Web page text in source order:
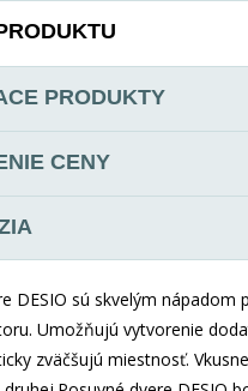
PRODUKTY
CENY
DESIO sú skvelým nápadom
Umožňujú vytvorenie
zväčšujú miestnosť.